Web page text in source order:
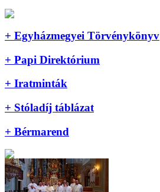
+ Egyházmegyei Törvénykönyv
+ Papi Direktórium
+ Iratminták
+ Stóladíj táblázat
+ Bérmarend